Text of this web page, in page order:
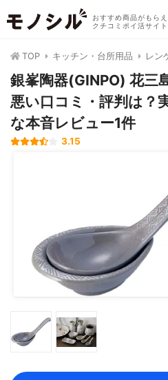
おすすめ商品がもらえ
クチコミポイ活サイト
TOP キッチン・台所用品 レン
銀峯陶器(GINPO) 花三
悪い口コミ・評判は？
な本音レビュー1件
3.15